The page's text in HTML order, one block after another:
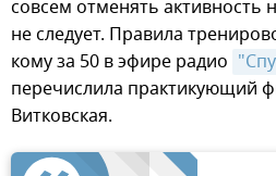
совсем отменять активность
не следует. Правила
кому за 50 в эфире радио
перечислила практикующий
Витковская.